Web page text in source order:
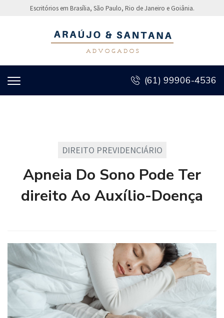
Escritórios em Brasília, São Paulo, Rio de Janeiro e Goiânia.
(61) 99906-4536
DIREITO PREVIDENCIÁRIO
Apneia Do Sono Pode Ter
direito Ao Auxílio-Doença